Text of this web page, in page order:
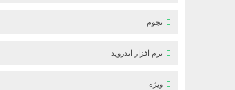
نجوم
نرم افزار اندروید
ویژه